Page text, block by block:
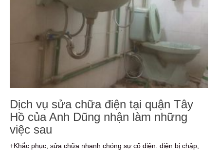
Dịch vụ sửa chữa điện tại quận Tây
Hồ của Anh Dũng nhận làm những
việc sau
+Khắc phục, sửa chữa nhanh chóng sự cố điện: điện bị chập,